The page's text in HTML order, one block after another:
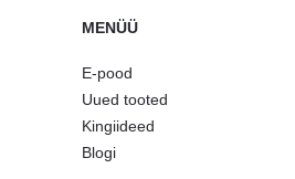
MENÜÜ
E-pood
Uued tooted
Kingiideed
Blogi